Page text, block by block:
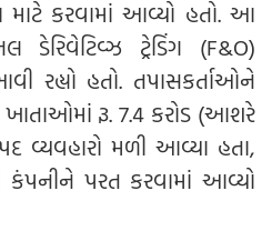
માટે કરવામાં આવ્યો હતો. આ
ડેરિવેટિવ્ઝ ટ્રેડિંગ (F&O)
રહ્યો હતો. તપાસકર્તાઓને
રૂ. 7.4 કરોડ (આશરે
વ્યવહારો મળી આવ્યા હતા,
પરત કરવામાં આવ્યો